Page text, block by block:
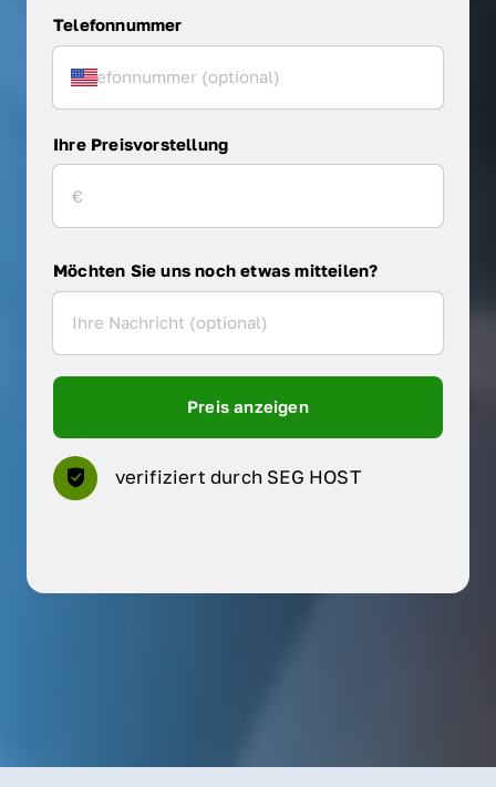
Telefonnummer
Ihre Preisvorstellung
Möchten Sie uns noch etwas mitteilen?
Preis anzeigen
verifiziert durch SEG HOST